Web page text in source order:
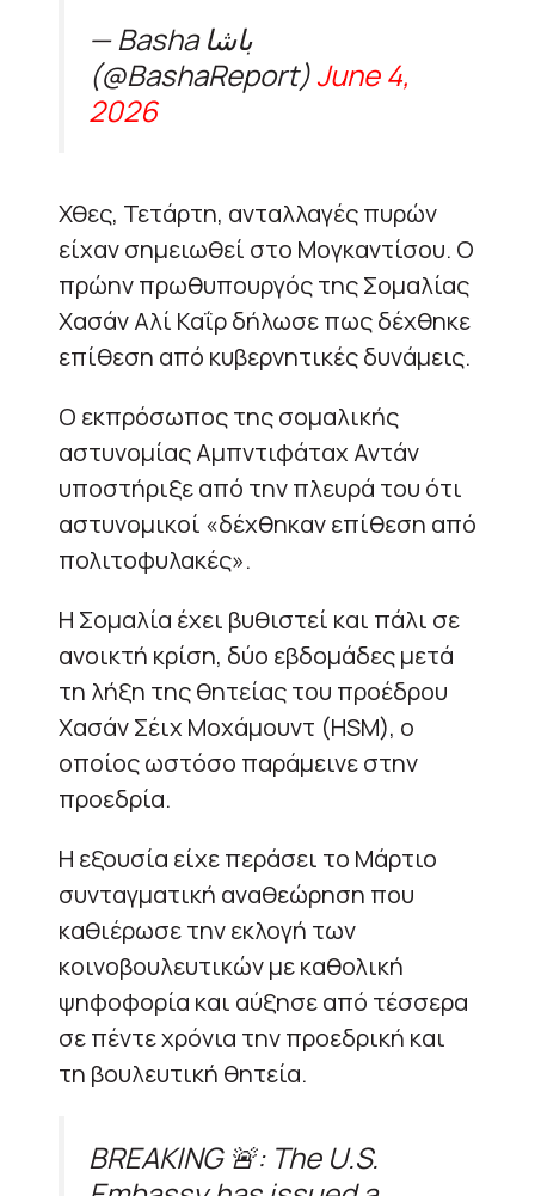
— Basha باشا
(@BashaReport)June 4,
2026
Χθες, Τετάρτη, ανταλλαγές πυρών
είχαν σημειωθεί στο Μογκαντίσου. Ο
πρώην πρωθυπουργός της Σομαλίας
Χασάν Αλί Καΐρ δήλωσε πως δέχθηκε
επίθεση από κυβερνητικές δυνάμεις.
Ο εκπρόσωπος της σομαλικής
αστυνομίας Αμπντιφάταχ Αντάν
υποστήριξε από την πλευρά του ότι
αστυνομικοί «δέχθηκαν επίθεση από
πολιτοφυλακές».
Η Σομαλία έχει βυθιστεί και πάλι σε
ανοικτή κρίση, δύο εβδομάδες μετά
τη λήξη της θητείας του προέδρου
Χασάν Σέιχ Μοχάμουντ (HSM), ο
οποίος ωστόσο παράμεινε στην
προεδρία.
Η εξουσία είχε περάσει το Μάρτιο
συνταγματική αναθεώρηση που
καθιέρωσε την εκλογή των
κοινοβουλευτικών με καθολική
ψηφοφορία και αύξησε από τέσσερα
σε πέντε χρόνια την προεδρική και
τη βουλευτική θητεία.
BREAKING 🚨: The U.S.